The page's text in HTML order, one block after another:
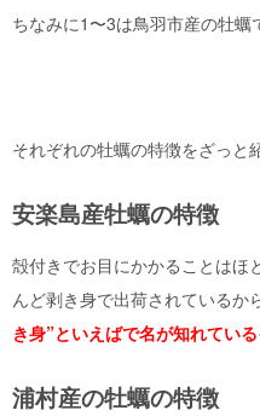
ちなみに1〜3は鳥羽市産の牡蠣
それぞれの牡蠣の特徴をざっと
安楽島産牡蠣の特徴
殻付きでお目にかかることはほ
んど剥き身で出荷されているか
き身”といえばで名が知れている
浦村産の牡蠣の特徴